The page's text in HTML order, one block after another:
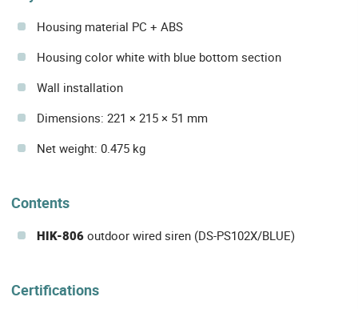
Housing material PC + ABS
Housing color white with blue bottom section
Wall installation
Dimensions: 221 × 215 × 51 mm
Net weight: 0.475 kg
Contents
HIK-806 outdoor wired siren (DS-PS102X/BLUE)
Certifications